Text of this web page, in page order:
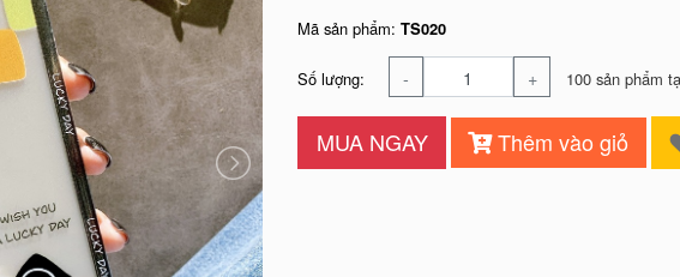
Mã sản phẩm:TS020
Số lượng: - + 100 sản phẩm
MUA NGAY Thêm vào giỏ